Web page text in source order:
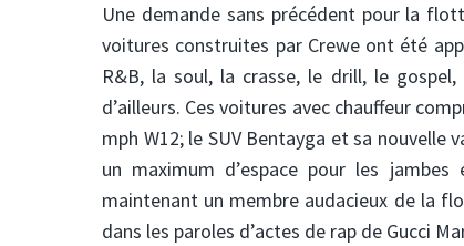
Une demande sans précédent pour la
voitures construites par Crewe ont été
R&B, la soul, la crasse, le drill, le
d’ailleurs. Ces voitures avec chauffeur
mph W12; le SUV Bentayga et sa
un maximum d’espace pour les
maintenant un membre audacieux de la
dans les paroles d’actes de rap de Gucci